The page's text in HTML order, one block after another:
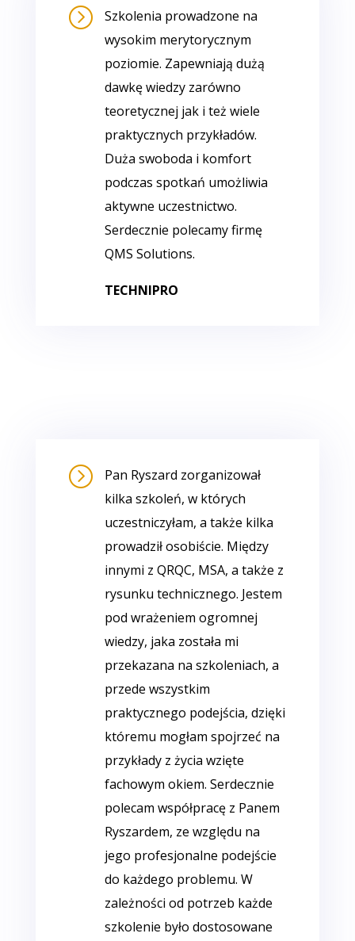
=
Szkolenia prowadzone na
wysokim merytorycznym
poziomie. Zapewniają dużą
dawkę wiedzy zarówno
teoretycznej jak i też wiele
praktycznych przykładów.
Duża swoboda i komfort
podczas spotkań umożliwia
aktywne uczestnictwo.
Serdecznie polecamy firmę
QMS Solutions.
TECHNIPRO
=
Pan Ryszard zorganizował
kilka szkoleń, w których
uczestniczyłam, a także kilka
prowadził osobiście. Między
innymi z QRQC, MSA, a także z
rysunku technicznego. Jestem
pod wrażeniem ogromnej
wiedzy, jaka została mi
przekazana na szkoleniach, a
przede wszystkim
praktycznego podejścia, dzięki
któremu mogłam spojrzeć na
przykłady z życia wzięte
fachowym okiem. Serdecznie
polecam współpracę z Panem
Ryszardem, ze względu na
jego profesjonalne podejście
do każdego problemu. W
zależności od potrzeb każde
szkolenie było dostosowane